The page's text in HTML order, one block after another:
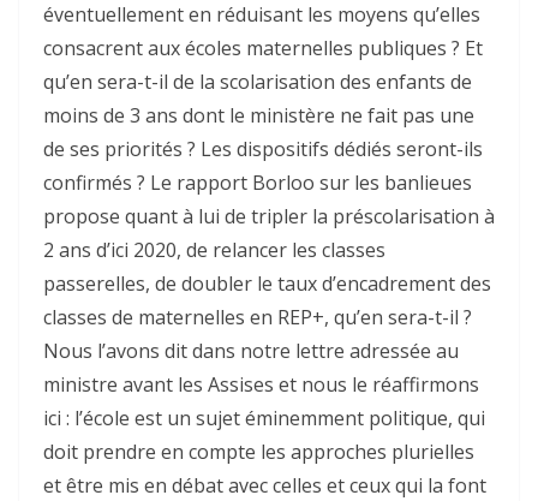
éventuellement en réduisant les moyens qu’elles
consacrent aux écoles maternelles publiques ? Et
qu’en sera-t-il de la scolarisation des enfants de
moins de 3 ans dont le ministère ne fait pas une
de ses priorités ? Les dispositifs dédiés seront-ils
confirmés ? Le rapport Borloo sur les banlieues
propose quant à lui de tripler la préscolarisation à
2 ans d’ici 2020, de relancer les classes
passerelles, de doubler le taux d’encadrement des
classes de maternelles en REP+, qu’en sera-t-il ?
Nous l’avons dit dans notre lettre adressée au
ministre avant les Assises et nous le réaffirmons
ici : l’école est un sujet éminemment politique, qui
doit prendre en compte les approches plurielles
et être mis en débat avec celles et ceux qui la font